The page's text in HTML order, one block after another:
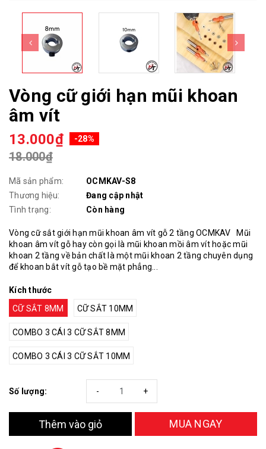
Vòng cữ giới hạn mũi khoan
âm vít
13.000₫ -28%
18.000₫
Mã sản phẩm:
OCMKAV-S8
Thương hiệu:
Đang cập nhật
Tình trạng:
Còn hàng
Vòng cữ sắt giới hạn mũi khoan âm vít gỗ 2 tầng OCMKAV Mũi
khoan âm vít gỗ hay còn gọi là mũi khoan mồi âm vít hoặc mũi
khoan 2 tầng về bản chất là một mũi khoan 2 tầng chuyên dụng
để khoan bắt vít gỗ tạo bề mặt phẳng...
Kích thước
CỮ SẮT 8MM
CỮ SẮT 10MM
COMBO 3 CÁI 3 CỮ SẮT 8MM
COMBO 3 CÁI 3 CỮ SẮT 10MM
Số lượng: +
-
Thêm vào giỏ MUA NGAY